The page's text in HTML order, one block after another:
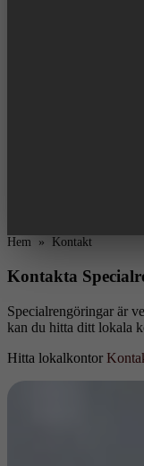
Hem » Kontakt
Kontakta
Specialrengöringar är
kan du hitta ditt lokala
Hitta lokalkontor